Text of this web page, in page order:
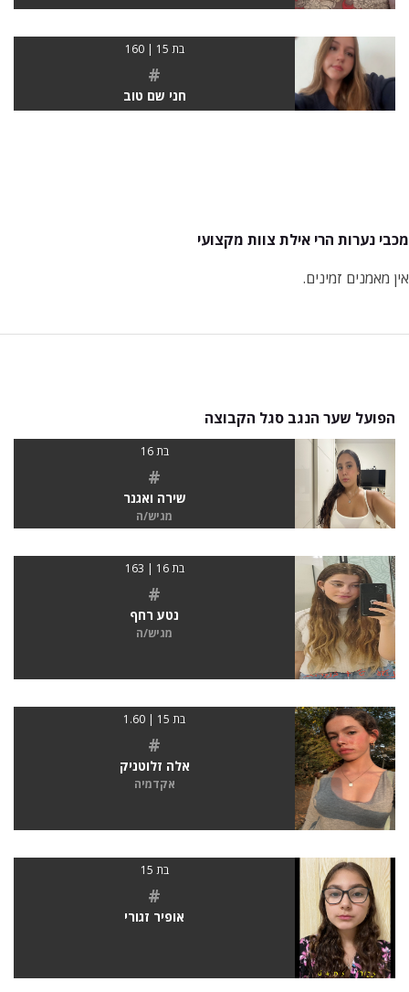
בת 15 | 160
#
חני שם טוב
מכבי נערות הרי אילת צוות מקצועי
אין מאמנים זמינים.
הפועל שער הנגב סגל הקבוצה
בת 16
#
שירה ואגנר
מגיש/ה
בת 16 | 163
#
נטע רחף
מגיש/ה
בת 15 | 1.60
#
אלה זלוטניק
אקדמיה
בת 15
#
אופיר זגורי